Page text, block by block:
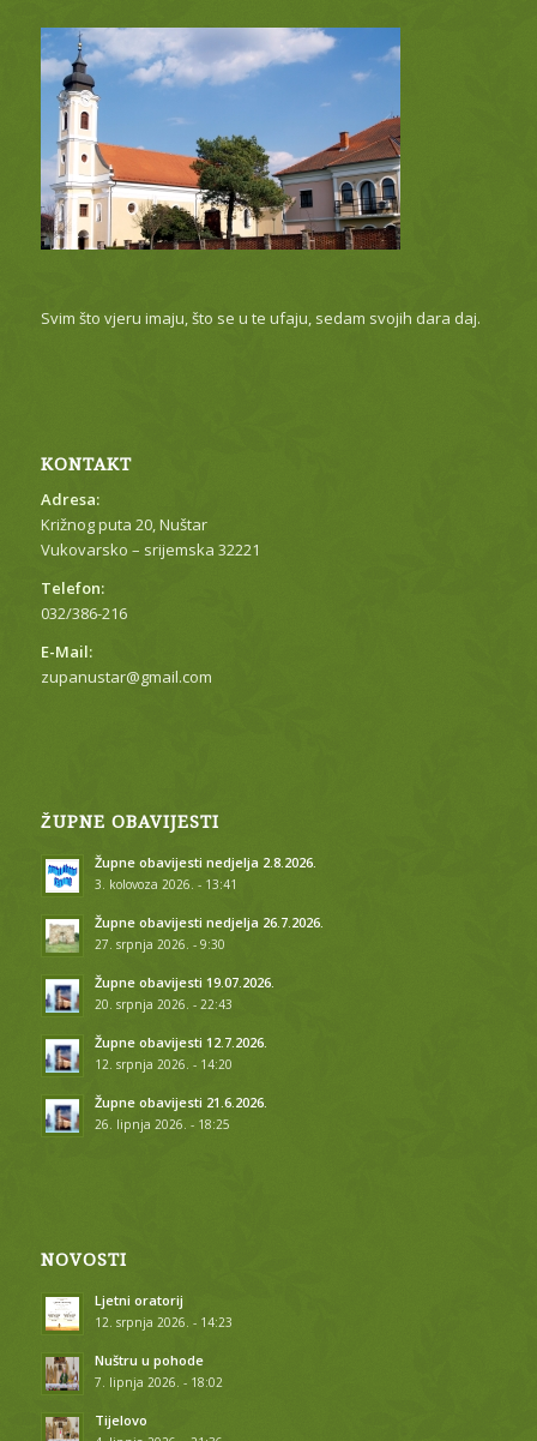
Svim što vjeru imaju, što se u te ufaju, sedam svojih dara daj.
KONTAKT
Adresa:
Križnog puta 20, Nuštar
Vukovarsko – srijemska 32221
Telefon:
032/386-216
E-Mail:
zupanustar@gmail.com
ŽUPNE OBAVIJESTI
Župne obavijesti nedjelja 2.8.2026.
3. kolovoza 2026. - 13:41
Župne obavijesti nedjelja 26.7.2026.
27. srpnja 2026. - 9:30
Župne obavijesti 19.07.2026.
20. srpnja 2026. - 22:43
Župne obavijesti 12.7.2026.
12. srpnja 2026. - 14:20
Župne obavijesti 21.6.2026.
26. lipnja 2026. - 18:25
NOVOSTI
Ljetni oratorij
12. srpnja 2026. - 14:23
Nuštru u pohode
7. lipnja 2026. - 18:02
Tijelovo